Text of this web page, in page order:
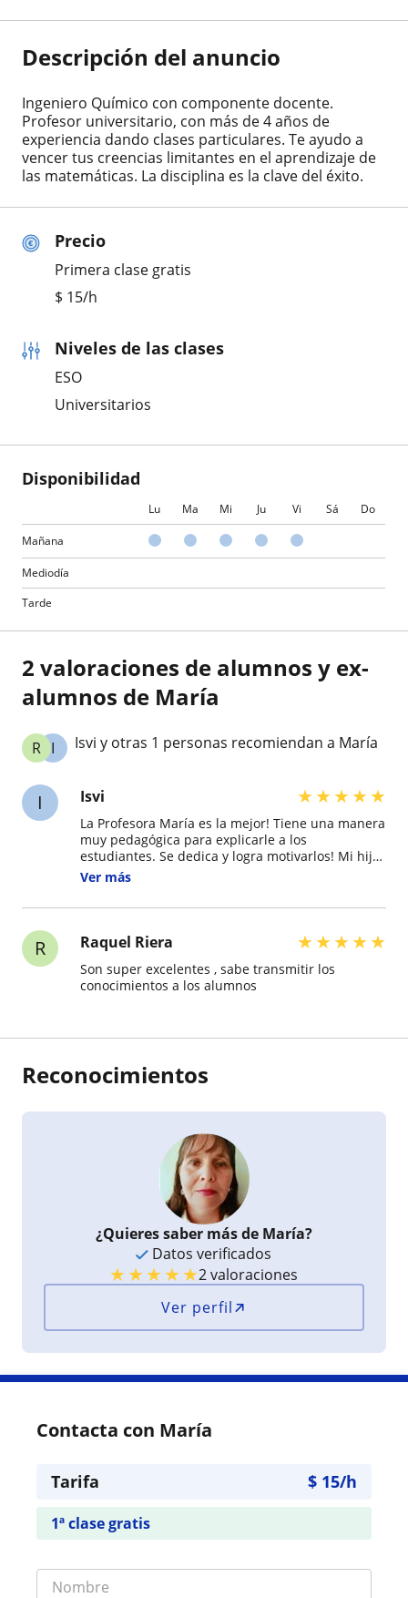
Precio
Primera clase gratis
$ 15/h
Niveles de las clases
ESO
Universitarios
Disponibilidad
Lu Ma Mi Ju Vi Sá Do
Mañana
Mediodía
Tarde
Descripción del anuncio
Ingeniero Químico con componente docente.
Profesor universitario, con más de 4 años de
experiencia dando clases particulares. Te ayudo a
vencer tus creencias limitantes en el aprendizaje de
las matemáticas. La disciplina es la clave del éxito.
2 valoraciones de alumnos y ex-
alumnos de María
I
R Isvi y otras 1 personas recomiendan a María
I Isvi ★★★★★
La Profesora María es la mejor! Tiene una manera
muy pedagógica para explicarle a los
estudiantes. Se dedica y logra motivarlos! Mi hijo
en especial, logro pasar sus materias gracias a la
recomiendo con los ojos cerrados!
Ver más
R Raquel Riera ★★★★★
Son super excelentes , sabe transmitir los
conocimientos a los alumnos
Reconocimientos
¿Quieres saber más de María?
Datos verificados
★★★★★2 valoraciones
Ver perfil
Contacta con María
Tarifa $ 15/h
1ª clase gratis